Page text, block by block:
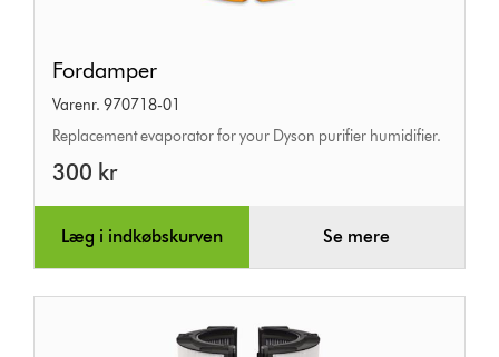
Fordamper
Varenr. 970718-01
Replacement evaporator for your Dyson purifier humidifier.
300 kr
Læg i indkøbskurven Se mere